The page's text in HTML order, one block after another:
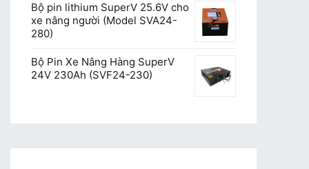
Bộ pin lithium SuperV 25.6V cho
xe nâng người (Model SVA24-
280)
Bộ Pin Xe Nâng Hàng SuperV
24V 230Ah (SVF24-230)